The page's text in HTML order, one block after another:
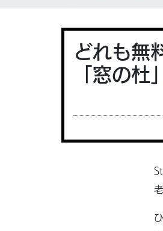
どれも無
「窓の杜